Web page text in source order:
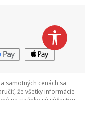
samotných cenách sa
že všetky informácie
na stránke sú súčasťou